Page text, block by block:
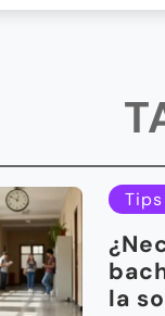
Tips
la